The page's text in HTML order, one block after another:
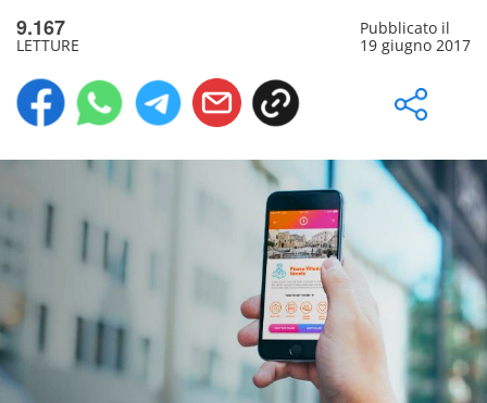
9.167
LETTURE
Pubblicato il
19 giugno 2017